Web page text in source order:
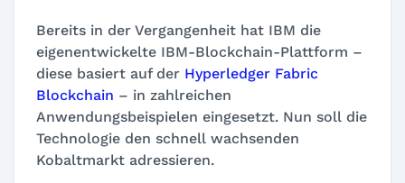
Bereits in der Vergangenheit hat IBM die
eigenentwickelte IBM-Blockchain-Plattform –
diese basiert auf der Hyperledger Fabric
Blockchain – in zahlreichen
Anwendungsbeispielen eingesetzt. Nun soll die
Technologie den schnell wachsenden
Kobaltmarkt adressieren.